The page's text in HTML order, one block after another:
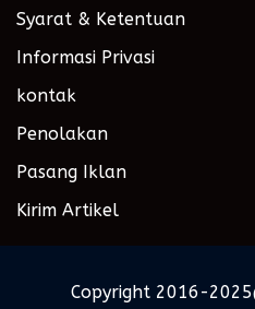
Syarat & Ketentuan
Informasi Privasi
kontak
Penolakan
Pasang Iklan
Kirim Artikel
Copyright 2016-